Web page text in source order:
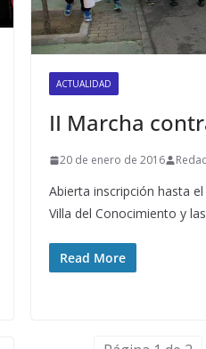
ACTUALIDAD
II Marcha
20 de enero de 2016
Abierta inscripción hasta
Villa del Conocimiento y
Read More